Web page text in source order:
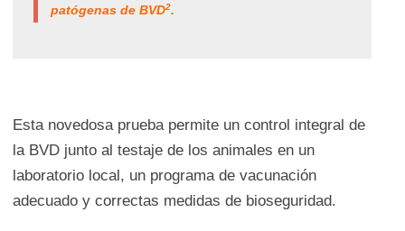
patógenas de BVD2.
Esta novedosa prueba permite un control integral de
la BVD junto al testaje de los animales en un
laboratorio local, un programa de vacunación
adecuado y correctas medidas de bioseguridad.